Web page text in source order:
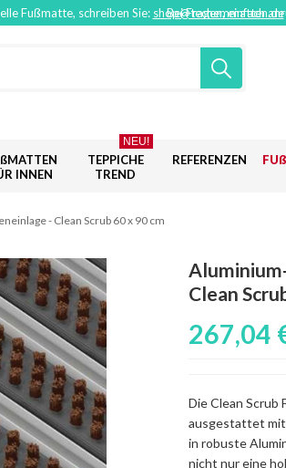
Fußmatte, schreiben Sie: shop@techemmatten.de
Bei Fragen, einfach
INNEN
TEPPICHE
TREND
NEU!
REFERENZEN
- Clean Scrub 60 x 90 cm
Clean
267,04
Die Clean
ausgestattet mit
in robuste
nicht nur eine